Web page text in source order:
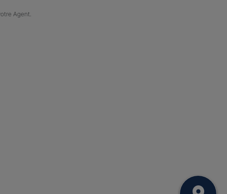
Agent.